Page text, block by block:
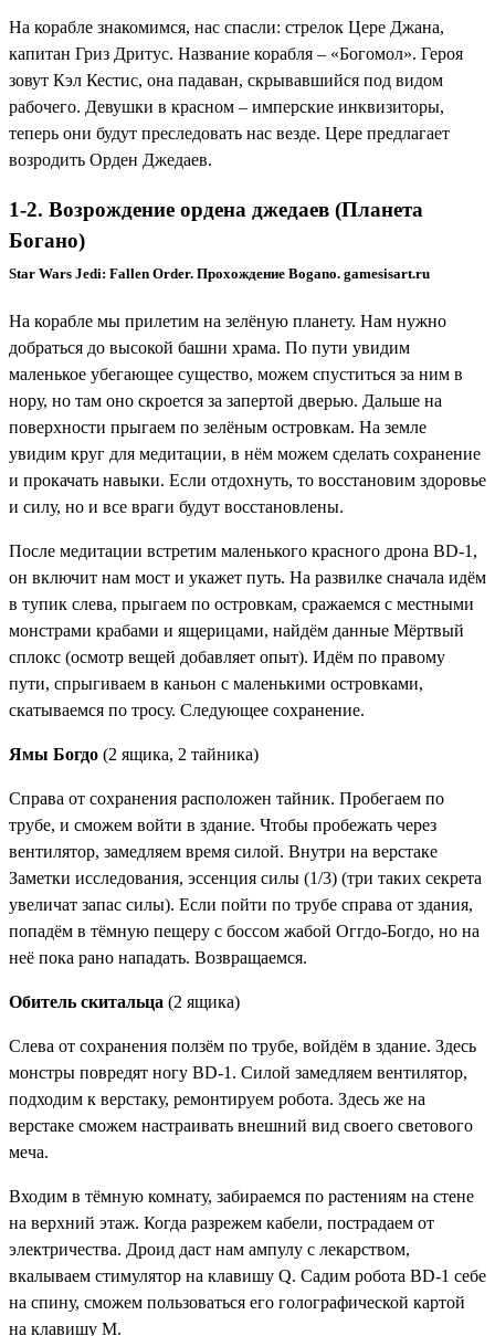
На корабле знакомимся, нас спасли: стрелок Цере Джана,
капитан Гриз Дритус. Название корабля – «Богомол». Героя
зовут Кэл Кестис, она падаван, скрывавшийся под видом
рабочего. Девушки в красном – имперские инквизиторы,
теперь они будут преследовать нас везде. Цере предлагает
возродить Орден Джедаев.
1-2. Возрождение ордена джедаев (Планета
Богано)
Star Wars Jedi: Fallen Order. Прохождение Bogano. gamesisart.ru
На корабле мы прилетим на зелёную планету. Нам нужно
добраться до высокой башни храма. По пути увидим
маленькое убегающее существо, можем спуститься за ним в
нору, но там оно скроется за запертой дверью. Дальше на
поверхности прыгаем по зелёным островкам. На земле
увидим круг для медитации, в нём можем сделать сохранение
и прокачать навыки. Если отдохнуть, то восстановим здоровье
и силу, но и все враги будут восстановлены.
После медитации встретим маленького красного дрона BD-1,
он включит нам мост и укажет путь. На развилке сначала идём
в тупик слева, прыгаем по островкам, сражаемся с местными
монстрами крабами и ящерицами, найдём данные Мёртвый
сплокс (осмотр вещей добавляет опыт). Идём по правому
пути, спрыгиваем в каньон с маленькими островками,
скатываемся по тросу. Следующее сохранение.
Ямы Богдо (2 ящика, 2 тайника)
Справа от сохранения расположен тайник. Пробегаем по
трубе, и сможем войти в здание. Чтобы пробежать через
вентилятор, замедляем время силой. Внутри на верстаке
Заметки исследования, эссенция силы (1/3) (три таких секрета
увеличат запас силы). Если пойти по трубе справа от здания,
попадём в тёмную пещеру с боссом жабой Оггдо-Богдо, но на
неё пока рано нападать. Возвращаемся.
Обитель скитальца (2 ящика)
Слева от сохранения ползём по трубе, войдём в здание. Здесь
монстры повредят ногу BD-1. Силой замедляем вентилятор,
подходим к верстаку, ремонтируем робота. Здесь же на
верстаке сможем настраивать внешний вид своего светового
меча.
Входим в тёмную комнату, забираемся по растениям на стене
на верхний этаж. Когда разрежем кабели, пострадаем от
электричества. Дроид даст нам ампулу с лекарством,
вкалываем стимулятор на клавишу Q. Садим робота BD-1 себе
на спину, сможем пользоваться его голографической картой
на клавишу M.